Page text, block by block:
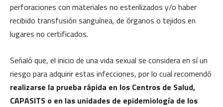
perforaciones con materiales no esterilizados y/o haber
recibido transfusión sanguínea, de órganos o tejidos en
lugares no certificados.
Señaló que, el inicio de una vida sexual se considera en sí un
riesgo para adquirir estas infecciones, por lo cual recomendó
realizarse la prueba rápida en los Centros de Salud,
CAPASITS o en las unidades de epidemiología de los